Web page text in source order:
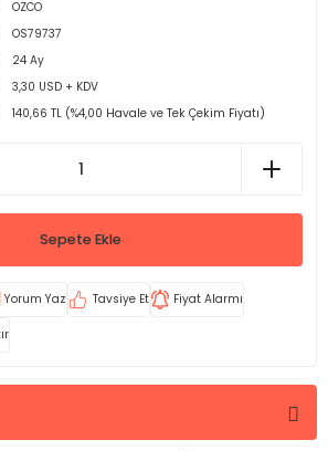
OZCO
OS79737
24 Ay
3,30 USD + KDV
140,66 TL (%4,00 Havale ve Tek Çekim Fiyatı)
Sepete Ekle
Yorum Yaz Tavsiye Et Fiyat Alarmı